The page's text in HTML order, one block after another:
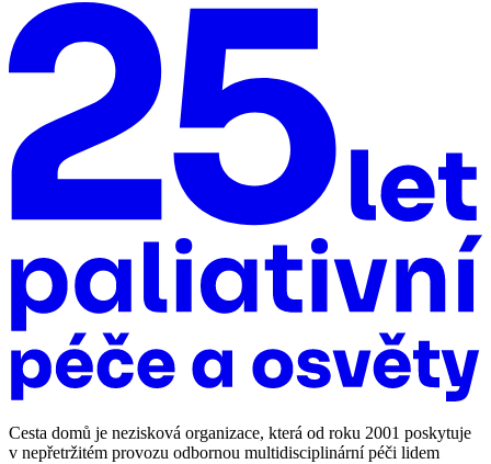
Cesta domů je nezisková organizace, která od roku 2001 poskytuje
v nepřetržitém provozu odbornou multidisciplinární péči lidem